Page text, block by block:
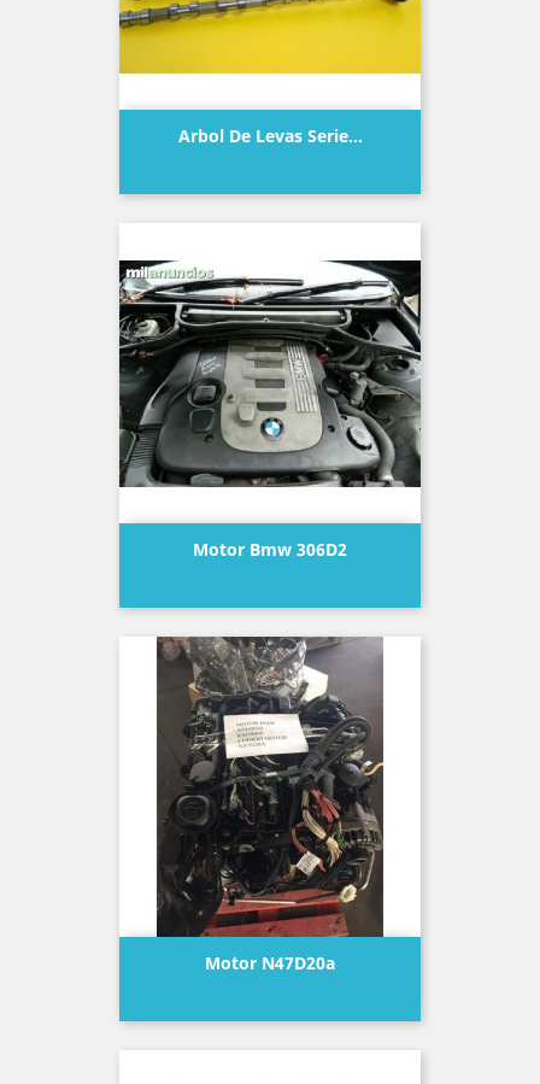
Arbol De Levas Serie...
Motor Bmw 306D2
Motor N47D20a